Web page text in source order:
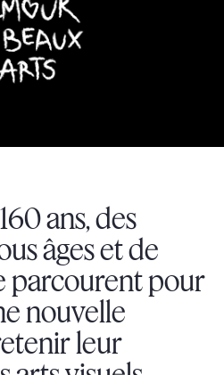
ans, des
âges et de
parcourent pour
nouvelle
leur